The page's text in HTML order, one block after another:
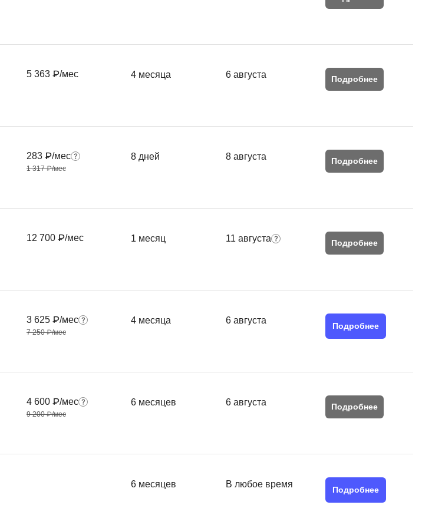
5 363 ₽/мес 4 месяца 6 августа Подробнее
283 ₽/мес
1 317 ₽/мес
8 дней 8 августа Подробнее
12 700 ₽/мес 1 месяц 11 августа Подробнее
3 625 ₽/мес
7 250 ₽/мес
4 месяца 6 августа
Подробнее
4 600 ₽/мес
9 200 ₽/мес
6 месяцев 6 августа Подробнее
6 месяцев В любое время
Подробнее